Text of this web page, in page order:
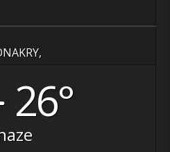
26°